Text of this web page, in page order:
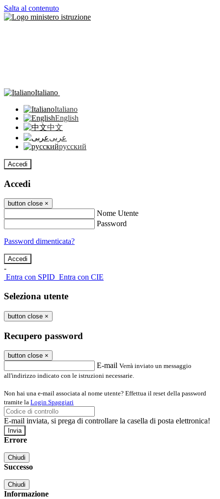
Salta al contenuto
Italiano
Italiano
English
中文
عربى
русский
Accedi
Accedi
button close ×
Nome Utente
Password
Password dimenticata?
-
Entra con SPID Entra con CIE
Seleziona utente
button close ×
Recupero password
button close ×
E-mail Verrà inviato un messaggio
all'indirizzo indicato con le istruzioni necessarie.
Non hai una e-mail associata al nome utente? Effettua il reset della password
tramite la Login Spaggiari
E-mail inviata, si prega di controllare la casella di posta elettronica!
Errore
Chiudi
Successo
Chiudi
Informazione